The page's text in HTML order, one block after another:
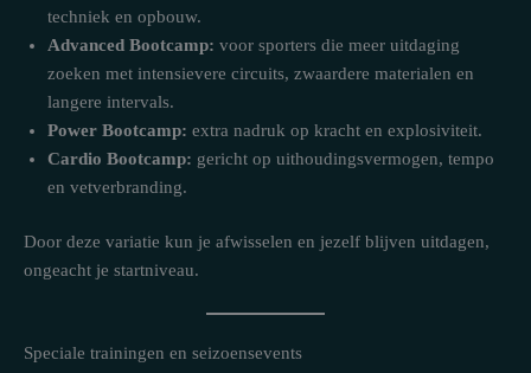
techniek en opbouw.
Advanced Bootcamp: voor sporters die meer uitdaging
zoeken met intensievere circuits, zwaardere materialen en
langere intervals.
Power Bootcamp: extra nadruk op kracht en explosiviteit.
Cardio Bootcamp: gericht op uithoudingsvermogen, tempo
en vetverbranding.
Door deze variatie kun je afwisselen en jezelf blijven uitdagen,
ongeacht je startniveau.
Speciale trainingen en seizoensevents